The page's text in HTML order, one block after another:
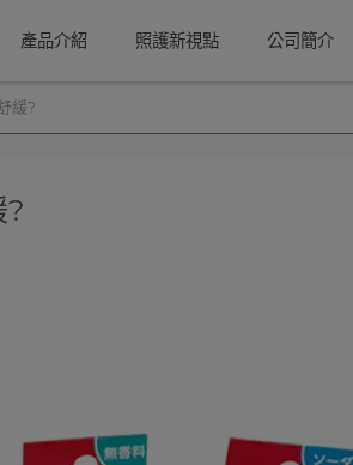
產品介紹 照護新視點 公司簡介
緩?
?